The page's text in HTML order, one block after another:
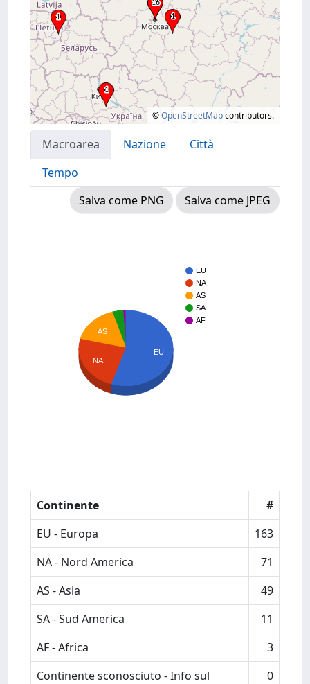
©OpenStreetMapcontributors.
Macroarea Nazione
Città
Tempo
Salva come PNG
Salva come JPEG
EU
NA
AS
SA
AF
AS
NA
EU
Continente
#
EU - Europa
163
NA - Nord America
71
AS - Asia
49
SA - Sud America
11
AF - Africa
3
Continente sconosciuto - Info sul
0